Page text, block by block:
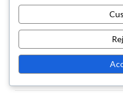
Frisbee Golf: Ajustes
de reglas,
ARCHIVO